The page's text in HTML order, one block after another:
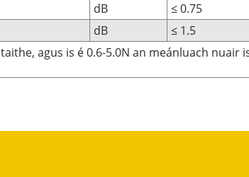
dB
≤ 0.75
dB
≤ 1.5
agus is é 0.6-5.0N an meánluach nuair